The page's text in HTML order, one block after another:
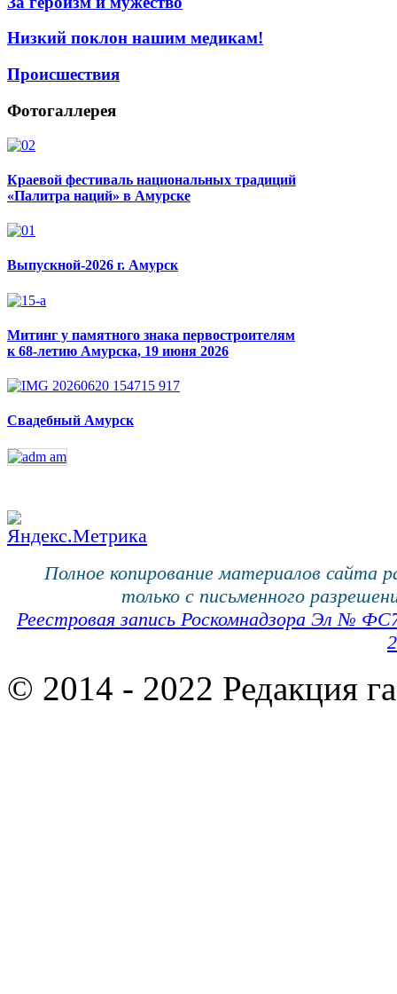
Низкий поклон нашим медикам!
Происшествия
Фотогаллерея
Краевой фестиваль национальных традиций
«Палитра наций» в Амурске
Выпускной-2026 г. Амурск
Митинг у памятного знака первостроителям
к 68-летию Амурска, 19 июня 2026
Свадебный Амурск
Полное копирование материалов сайта
только с письменного
Реестровая запись Роскомнадзора Эл №
© 2014 - 2022 Редакция